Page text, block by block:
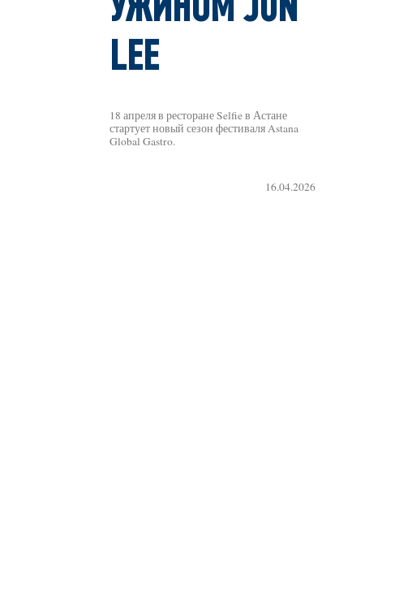
УЖИНОМ JUN
LEE
18 апреля в ресторане Selfie в Астане
стартует новый сезон фестиваля Astana
Global Gastro.
16.04.2026